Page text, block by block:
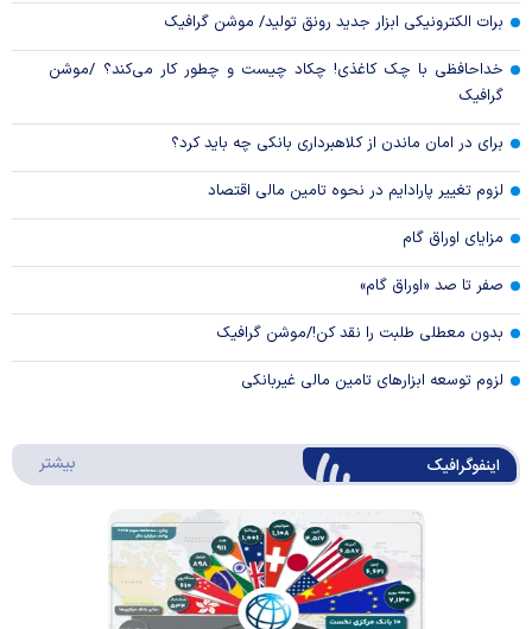
برات الکترونیکی ابزار جدید رونق تولید/ موشن گرافیک
خداحافظی با چک کاغذی! چکاد چیست و چطور کار می‌کند؟ /موشن
گرافیک
برای در امان ماندن از کلاهبرداری بانکی چه باید کرد؟
لزوم تغییر پارادایم در نحوه تامین مالی اقتصاد
مزایای اوراق گام
صفر تا صد «اوراق گام»
بدون معطلی طلبت را نقد کن!/موشن گرافیک
لزوم توسعه ابزارهای تامین مالی غیربانکی
اینفوگرافیک بیشتر